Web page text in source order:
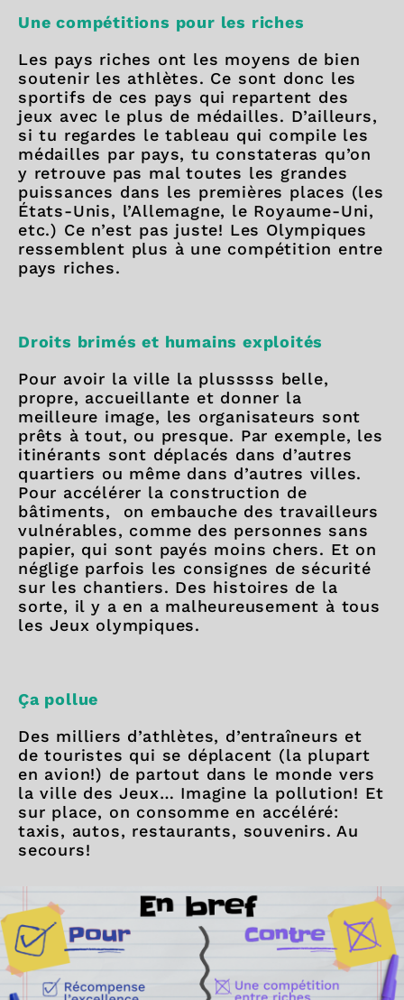
Une compétitions pour les riches
Les pays riches ont les moyens de bien
soutenir les athlètes. Ce sont donc les
sportifs de ces pays qui repartent des
jeux avec le plus de médailles. D’ailleurs,
si tu regardes le tableau qui compile les
médailles par pays, tu constateras qu’on
y retrouve pas mal toutes les grandes
puissances dans les premières places (les
États-Unis, l’Allemagne, le Royaume-Uni,
etc.) Ce n’est pas juste! Les Olympiques
ressemblent plus à une compétition entre
pays riches.
Droits brimés et humains exploités
Pour avoir la ville la plusssss belle,
propre, accueillante et donner la
meilleure image, les organisateurs sont
prêts à tout, ou presque. Par exemple, les
itinérants sont déplacés dans d’autres
quartiers ou même dans d’autres villes.
Pour accélérer la construction de
bâtiments, on embauche des travailleurs
vulnérables, comme des personnes sans
papier, qui sont payés moins chers. Et on
néglige parfois les consignes de sécurité
sur les chantiers. Des histoires de la
sorte, il y a en a malheureusement à tous
les Jeux olympiques.
Ça pollue
Des milliers d’athlètes, d’entraîneurs et
de touristes qui se déplacent (la plupart
en avion!) de partout dans le monde vers
la ville des Jeux… Imagine la pollution! Et
sur place, on consomme en accéléré:
taxis, autos, restaurants, souvenirs. Au
secours!